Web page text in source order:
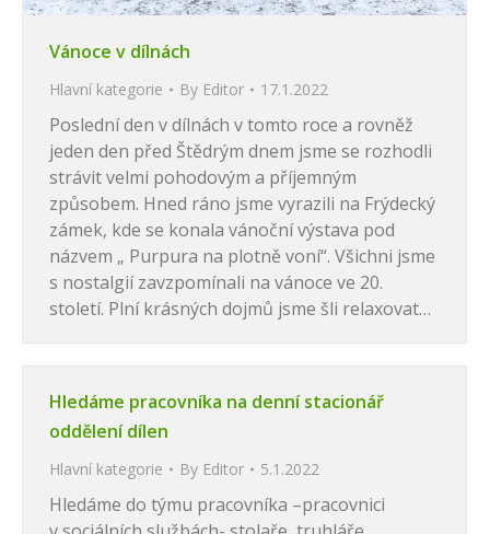
Vánoce v dílnách
Hlavní kategorie By Editor 17.1.2022
Poslední den v dílnách v tomto roce a rovněž
jeden den před Štědrým dnem jsme se rozhodli
strávit velmi pohodovým a příjemným
způsobem. Hned ráno jsme vyrazili na Frýdecký
zámek, kde se konala vánoční výstava pod
názvem „ Purpura na plotně voní“. Všichni jsme
s nostalgií zavzpomínali na vánoce ve 20.
století. Plní krásných dojmů jsme šli relaxovat…
Hledáme pracovníka na denní stacionář
oddělení dílen
Hlavní kategorie By Editor 5.1.2022
Hledáme do týmu pracovníka –pracovnici